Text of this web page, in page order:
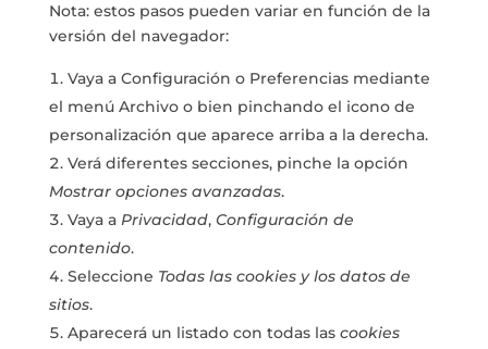
Nota: estos pasos pueden variar en función de la
versión del navegador:
Vaya a Configuración o Preferencias mediante
el menú Archivo o bien pinchando el icono de
personalización que aparece arriba a la derecha.
Verá diferentes secciones, pinche la opción
Mostrar opciones avanzadas.
Vaya a Privacidad, Configuración de
contenido.
Seleccione Todas las cookiesy los datos de
sitios.
Aparecerá un listado con todas las cookies